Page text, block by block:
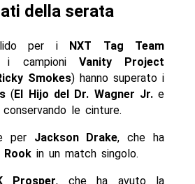
della serata
per i NXT Tag Team
campioni Vanity Project
Smokes) hanno superato i
(El Hijo del Dr. Wagner Jr.e
conservando le cinture.
per Jackson Drake, che ha
Rookin un match singolo.
Prosper, che ha avuto la